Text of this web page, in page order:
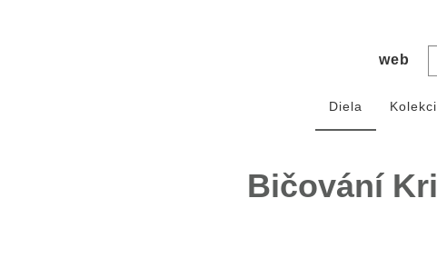
web
Diela
Bičování